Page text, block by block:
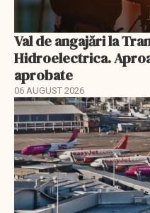
Val de angajări la
Hidroelectrica.
aprobate
06 AUGUST 2026